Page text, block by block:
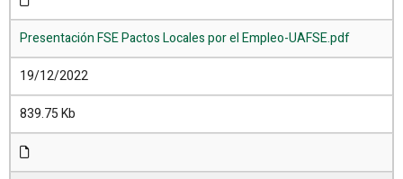
Presentación FSE Pactos Locales por el Empleo-UAFSE.pdf
19/12/2022
839.75 Kb